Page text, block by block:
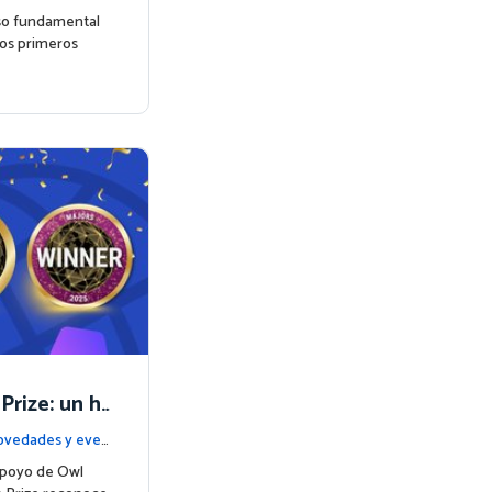
fundamental
primeros
un hi
y even
de Owl